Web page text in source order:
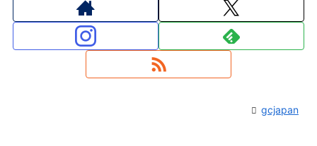
gcjapan